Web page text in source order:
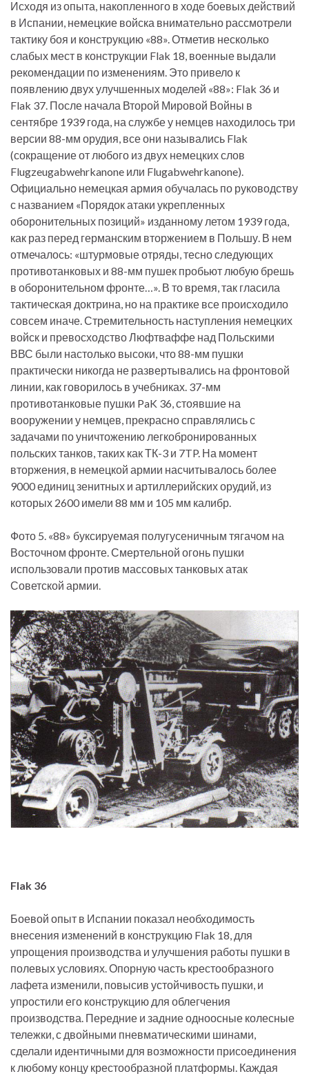
Исходя из опыта, накопленного в ходе боевых действий
в Испании, немецкие войска внимательно рассмотрели
тактику боя и конструкцию «88». Отметив несколько
слабых мест в конструкции Flak 18, военные выдали
рекомендации по изменениям. Это привело к
появлению двух улучшенных моделей «88»: Flak 36 и
Flak 37. После начала Второй Мировой Войны в
сентябре 1939 года, на службе у немцев находилось три
версии 88-мм орудия, все они назывались Flak
(сокращение от любого из двух немецких слов
Flugzeugabwehrkanone или Flugabwehrkanone).
Официально немецкая армия обучалась по руководству
с названием «Порядок атаки укрепленных
оборонительных позиций» изданному летом 1939 года,
как раз перед германским вторжением в Польшу. В нем
отмечалось: «штурмовые отряды, тесно следующих
противотанковых и 88-мм пушек пробьют любую брешь
в оборонительном фронте…». В то время, так гласила
тактическая доктрина, но на практике все происходило
совсем иначе. Стремительность наступления немецких
войск и превосходство Люфтваффе над Польскими
ВВС были настолько высоки, что 88-мм пушки
практически никогда не развертывались на фронтовой
линии, как говорилось в учебниках. 37-мм
противотанковые пушки PaK 36, стоявшие на
вооружении у немцев, прекрасно справлялись с
задачами по уничтожению легкобронированных
польских танков, таких как ТК-3 и 7TP. На момент
вторжения, в немецкой армии насчитывалось более
9000 единиц зенитных и артиллерийских орудий, из
которых 2600 имели 88 мм и 105 мм калибр.
Фото 5. «88» буксируемая полугусеничным тягачом на
Восточном фронте. Смертельной огонь пушки
использовали против массовых танковых атак
Советской армии.
Flak 36
Боевой опыт в Испании показал необходимость
внесения изменений в конструкцию Flak 18, для
упрощения производства и улучшения работы пушки в
полевых условиях. Опорную часть крестообразного
лафета изменили, повысив устойчивость пушки, и
упростили его конструкцию для облегчения
производства. Передние и задние одноосные колесные
тележки, с двойными пневматическими шинами,
сделали идентичными для возможности присоединения
к любому концу крестообразной платформы. Каждая